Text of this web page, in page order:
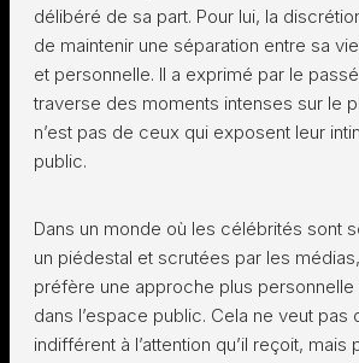
délibéré de sa part. Pour lui, la
de maintenir une séparation entre sa
et personnelle. Il a exprimé par le
traverse des moments intenses sur le
n’est pas de ceux qui exposent leur
public.
Dans un monde où les célébrités sont
un piédestal et scrutées par les
préfère une approche plus
dans l’espace public. Cela ne veut pas
indifférent à l’attention qu’il reçoit, mais